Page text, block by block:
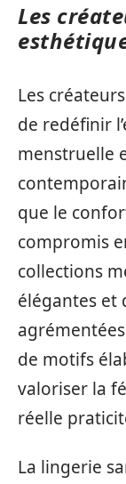
Les
Les
de redéfinir
menstruelle
que le
compromis
collections
élégantes et
de motifs
valoriser la
réelle
La lingerie